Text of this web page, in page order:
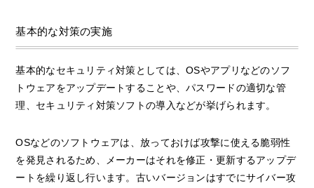
基本的な対策の実施
基本的なセキュリティ対策としては、OSやアプリなどのソフ
トウェアをアップデートすることや、パスワードの適切な管
理、セキュリティ対策ソフトの導入などが挙げられます。
OSなどのソフトウェアは、放っておけば攻撃に使える脆弱性
を発見されるため、メーカーはそれを修正・更新するアップデ
ートを繰り返し行います。古いバージョンはすでにサイバー攻